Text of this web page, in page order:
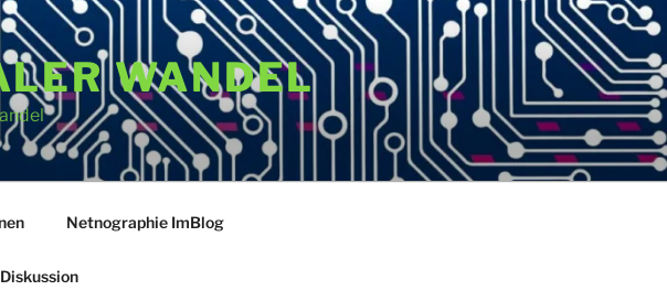
WANDEL
Netnographie ImBlog